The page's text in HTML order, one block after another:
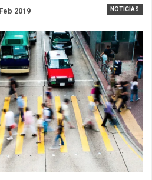
NOTICIAS
2019